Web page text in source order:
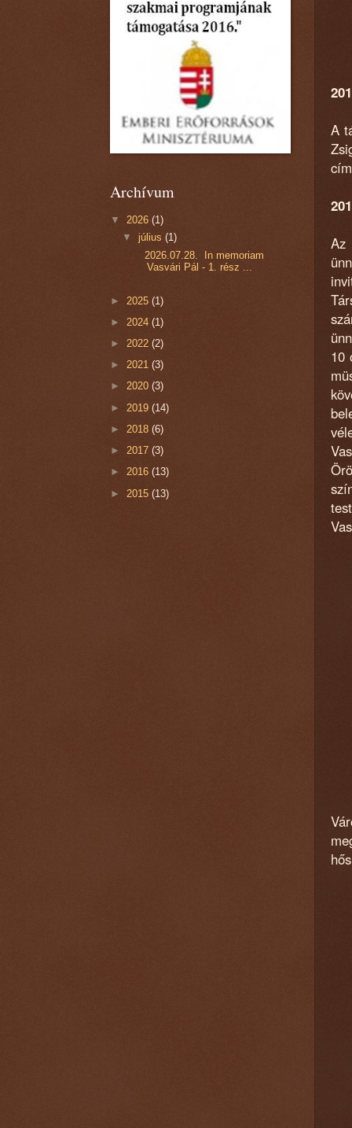
A
Az
10
Archívum
▼ 2026 (1)
▼ július(1)
2026.07.28. In memoriam
Vasvári Pál - 1. rész ...
► 2025 (1)
► 2024 (1)
► 2022 (2)
► 2021 (3)
► 2020 (3)
► 2019 (14)
► 2018 (6)
► 2017 (3)
► 2016 (13)
► 2015 (13)